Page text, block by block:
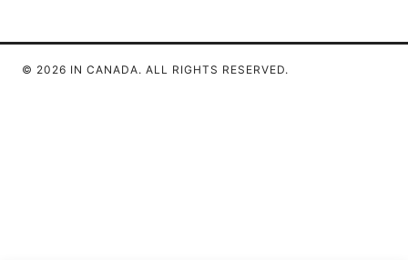
© 2026 IN CANADA. ALL RIGHTS RESERVED.